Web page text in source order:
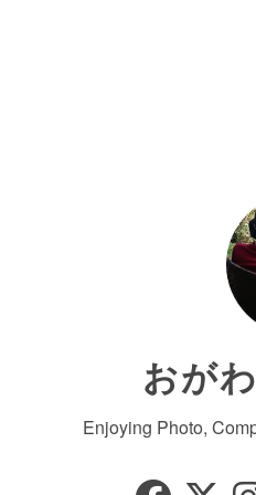
おが
Enjoying Photo,